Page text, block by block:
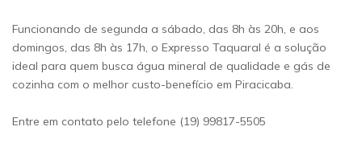
Funcionando de segunda a sábado, das 8h às 20h, e aos
domingos, das 8h às 17h, o Expresso Taquaral é a solução
ideal para quem busca água mineral de qualidade e gás de
cozinha com o melhor custo-benefício em Piracicaba.
Entre em contato pelo telefone (19) 99817-5505